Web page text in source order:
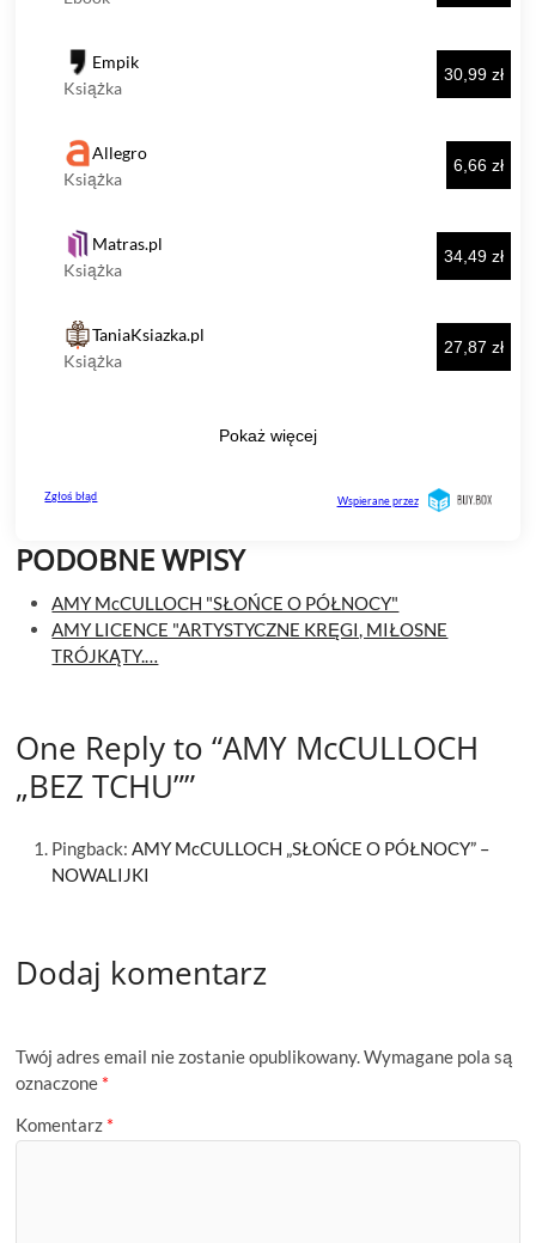
PODOBNE WPISY
AMY McCULLOCH "SŁOŃCE O PÓŁNOCY"
AMY LICENCE "ARTYSTYCZNE KRĘGI, MIŁOSNE
TRÓJKĄTY.…
One Reply to “AMY McCULLOCH
„BEZ TCHU””
Pingback:AMY McCULLOCH „SŁOŃCE O PÓŁNOCY” –
NOWALIJKI
Dodaj komentarz
Twój adres email nie zostanie opublikowany. Wymagane pola są
oznaczone *
Komentarz *